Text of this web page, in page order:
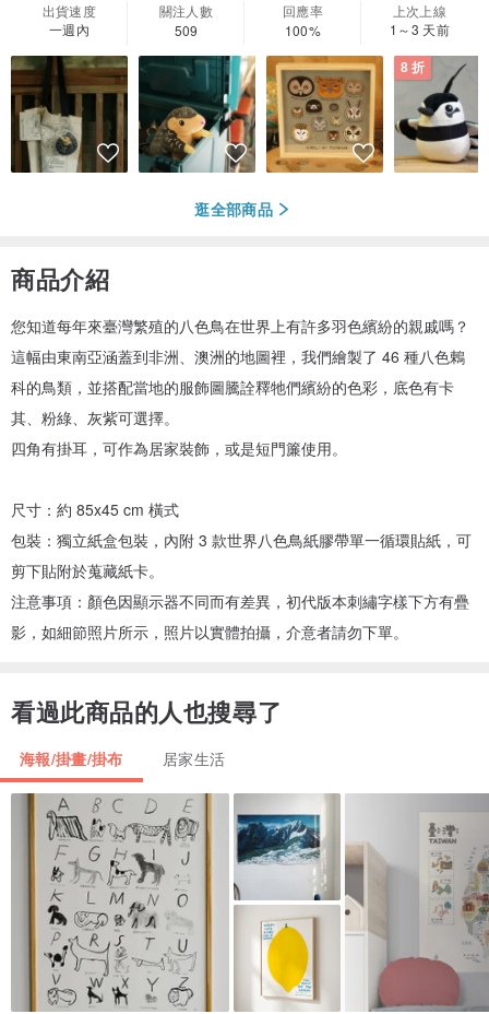
出貨速度
一週內
關注人數
509
回應率
100%
上次上線
1～3 天前
8 折
逛全部商品
商品介紹
您知道每年來臺灣繁殖的八色鳥在世界上有許多羽色繽紛的親戚嗎？
這幅由東南亞涵蓋到非洲、澳洲的地圖裡，我們繪製了 46 種八色鶇
科的鳥類，並搭配當地的服飾圖騰詮釋牠們繽紛的色彩，底色有卡
其、粉綠、灰紫可選擇。
四角有掛耳，可作為居家裝飾，或是短門簾使用。
尺寸：約 85x45 cm 橫式
包裝：獨立紙盒包裝，內附 3 款世界八色鳥紙膠帶單一循環貼紙，可
剪下貼附於蒐藏紙卡。
注意事項：顏色因顯示器不同而有差異，初代版本刺繡字樣下方有疊
影，如細節照片所示，照片以實體拍攝，介意者請勿下單。
看過此商品的人也搜尋了
海報/掛畫/掛布 居家生活